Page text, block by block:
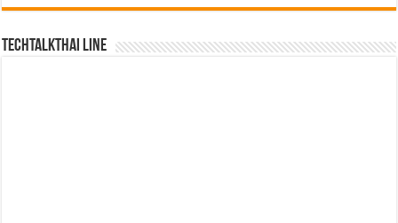
TechTalkThai LINE